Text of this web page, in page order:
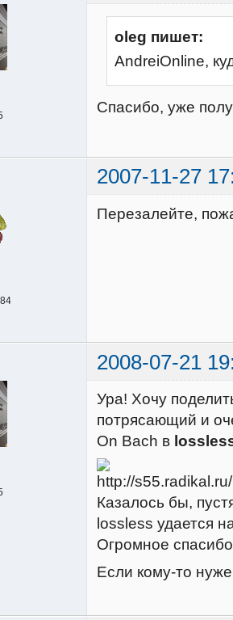
oleg пишет:
AndreiOnline,
Спасибо, уже
2007-11-27
Перезалейте,
2008-07-21
Ура! Хочу
потрясающий и
On Bach в
Казалось бы,
lossless удается
Огромное
Если кому-то